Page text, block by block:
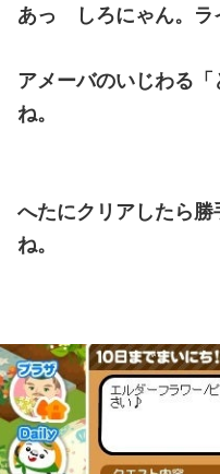
あっ しろにゃん。ラ
アメーバのいじわる
ね。
へたにクリアしたら
ね。